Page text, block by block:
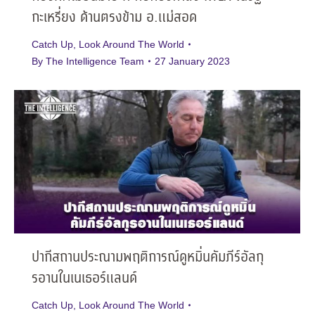
กะเหรี่ยง ด้านตรงข้าม อ.แม่สอด
Catch Up Look Around The World
By The Intelligence Team 27 January 2023
ปากีสถานประณามพฤติการณ์ดูหมิ่นคัมภีร์อัลกุ
รอานในเนเธอร์แลนด์
Catch Up Look Around The World